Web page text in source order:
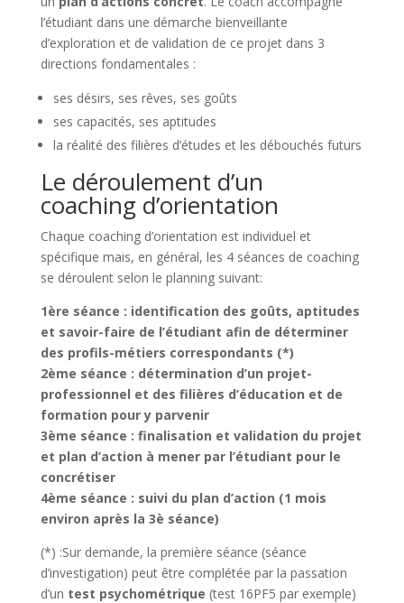
l’étudiant dans une démarche bienveillante
d’exploration et de validation de ce projet dans 3
directions fondamentales :
ses désirs, ses rêves, ses goûts
ses capacités, ses aptitudes
la réalité des filières d’études et les débouchés futurs
Le déroulement d’un
coaching d’orientation
Chaque coaching d’orientation est individuel et
spécifique mais, en général, les 4 séances de coaching
se déroulent selon le planning suivant:
1ère séance : identification des goûts, aptitudes
et savoir-faire de l’étudiant afin de déterminer
des profils-métiers correspondants (*)
2ème séance : détermination d’un projet-
professionnel et des filières d’éducation et de
formation pour y parvenir
3ème séance : finalisation et validation du projet
et plan d’action à mener par l’étudiant pour le
concrétiser
4ème séance : suivi du plan d’action (1 mois
environ après la 3è séance)
(*) :Sur demande, la première séance (séance
d’investigation) peut être complétée par la passation
d’un test psychométrique (test 16PF5 par exemple)